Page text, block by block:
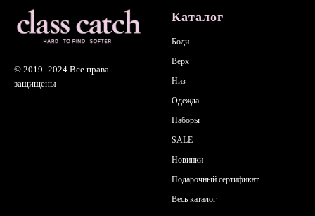
© 2019–2024 Все права
защищены
Каталог
Боди
Верх
Низ
Одежда
Наборы
SALE
Новинки
Подарочный сертификат
Весь каталог